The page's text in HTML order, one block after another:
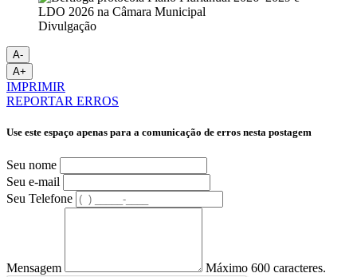
Divulgação
A-
A+
IMPRIMIR
REPORTAR ERROS
Use este espaço apenas para a comunicação de erros nesta postagem
Seu nome
Seu e-mail
Seu Telefone
Mensagem Máximo 600 caracteres.